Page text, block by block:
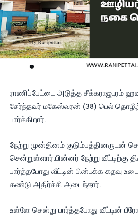
ராணிப்பேட்டை அடுத்த சீக்கராஜபுரம்
சேர்ந்தவர் மகேஸ்வரன் (38) பெல்
பார்க்கிறார்.
நேற்று முன்தினம் குடும்பத்தினருடன்
சென்றுள்ளார்.பின்னர் நேற்று வீட்டிற்கு
பார்த்தபோது வீட்டின் பின்பக்க கதவு
கண்டு அதிர்ச்சி அடைந்தார்.
உள்ளே சென்று பார்த்தபோது வீட்டின்